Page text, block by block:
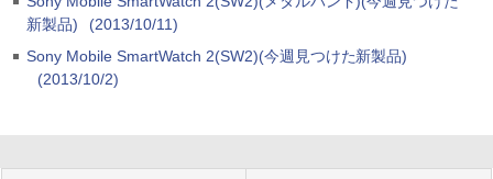
新製品)
(2013/10/11)
Sony Mobile SmartWatch 2(SW2)(今週見つけた新製品)
(2013/10/2)